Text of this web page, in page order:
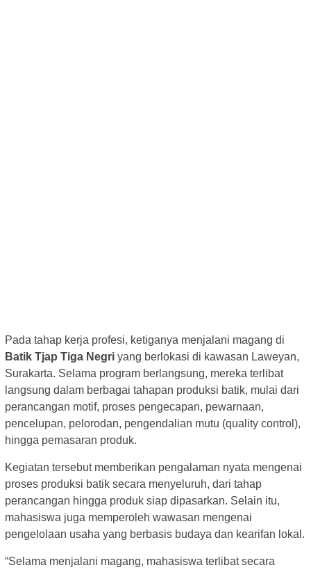
Pada tahap kerja profesi, ketiganya menjalani magang di
Batik Tjap Tiga Negri yang berlokasi di kawasan Laweyan,
Surakarta. Selama program berlangsung, mereka terlibat
langsung dalam berbagai tahapan produksi batik, mulai dari
perancangan motif, proses pengecapan, pewarnaan,
pencelupan, pelorodan, pengendalian mutu (quality control),
hingga pemasaran produk.
Kegiatan tersebut memberikan pengalaman nyata mengenai
proses produksi batik secara menyeluruh, dari tahap
perancangan hingga produk siap dipasarkan. Selain itu,
mahasiswa juga memperoleh wawasan mengenai
pengelolaan usaha yang berbasis budaya dan kearifan lokal.
“Selama menjalani magang, mahasiswa terlibat secara